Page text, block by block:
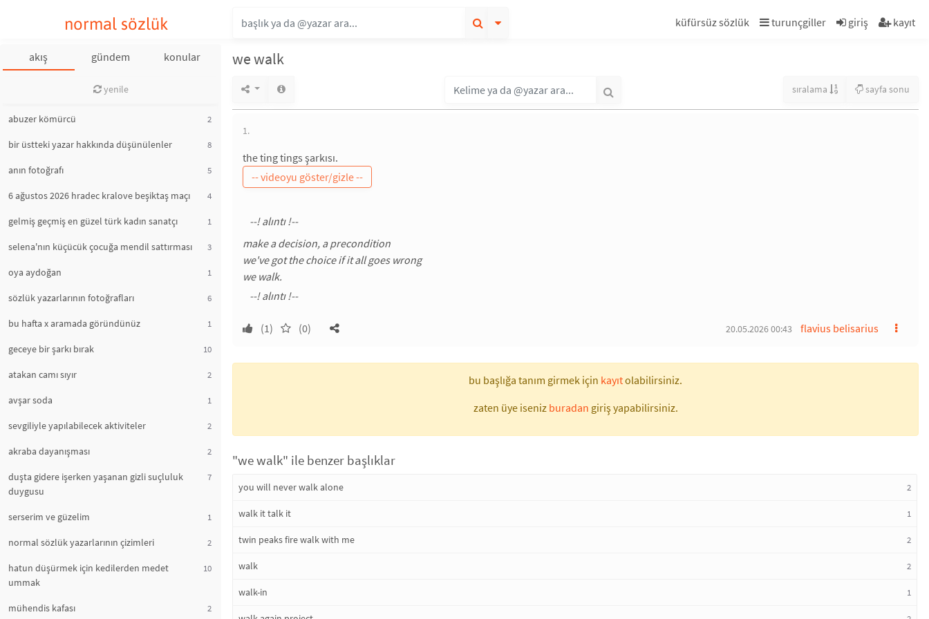
normal sözlük küfürsüz sözlük turunçgiller giriş kayıt
akış gündem konular
yenile
abuzer kömürcü 2
bir üstteki yazar hakkında düşünülenler 8
anın fotoğrafı 5
6 ağustos 2026 hradec kralove beşiktaş maçı 4
gelmiş geçmiş en güzel türk kadın sanatçı 1
selena'nın küçücük çocuğa mendil sattırması 3
oya aydoğan 1
sözlük yazarlarının fotoğrafları 6
bu hafta x aramada göründünüz 1
geceye bir şarkı bırak 10
atakan camı sıyır 2
avşar soda 1
sevgiliyle yapılabilecek aktiviteler 2
akraba dayanışması 2
duşta gidere işerken yaşanan gizli suçluluk
duygusu
7
serserim ve güzelim 1
normal sözlük yazarlarının çizimleri 2
hatun düşürmek için kedilerden medet
ummak
10
mühendis kafası 2
we walk
sıralama sayfa sonu
1.
the ting tings şarkısı.
make a decision, a precondition
we've got the choice if it all goes wrong
we walk.
(1) (0) flavius belisarius
20.05.2026 00:43
bu başlığa tanım girmek için kayıtolabilirsiniz.
zaten üye iseniz buradan giriş yapabilirsiniz.
"we walk" ile benzer başlıklar
you will never walk alone 2
walk it talk it 1
twin peaks fire walk with me 2
walk 2
walk-in 1